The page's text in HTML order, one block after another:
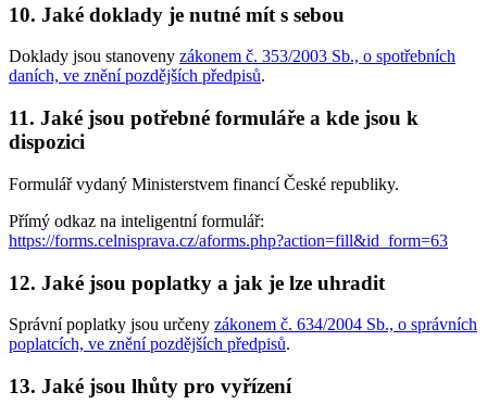
10. Jaké doklady je nutné mít s sebou
Doklady jsou stanoveny zákonem č. 353/2003 Sb., o spotřebních
daních, ve znění pozdějších předpisů.
11. Jaké jsou potřebné formuláře a kde jsou k
dispozici
Formulář vydaný Ministerstvem financí České republiky.
Přímý odkaz na inteligentní formulář:
https://forms.celnisprava.cz/aforms.php?action=fill&id_form=63
12. Jaké jsou poplatky a jak je lze uhradit
Správní poplatky jsou určeny zákonem č. 634/2004 Sb., o správních
poplatcích, ve znění pozdějších předpisů.
13. Jaké jsou lhůty pro vyřízení